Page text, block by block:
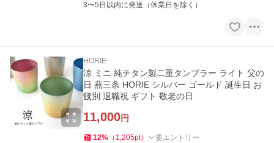
3〜5日以内に発送（休業日を除く）
HORIE
涼 ミニ 純チタン製二重タンブラー ライト 父の
日 燕三条 HORIE シルバー ゴールド 誕生日 お
餞別 退職祝 ギフト 敬老の日
11,000円
12% （ 1,205pt） 要エントリー